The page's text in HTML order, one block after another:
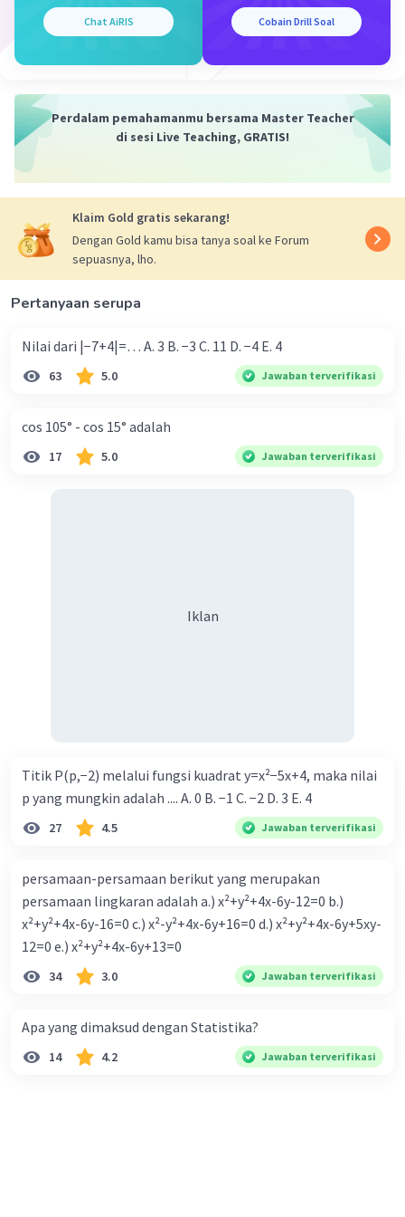
Chat AiRIS Cobain Drill Soal
Perdalam pemahamanmu bersama Master Teacher
di sesi Live Teaching, GRATIS!
Klaim Gold gratis sekarang!
Dengan Gold kamu bisa tanya soal ke Forum
sepuasnya, lho.
Pertanyaan serupa
Nilai dari |−7+4|=… A. 3 B. −3 C. 11 D. −4 E. 4
63 5.0 Jawaban terverifikasi
cos 105° - cos 15° adalah
17 5.0 Jawaban terverifikasi
Iklan
Titik P(p,−2) melalui fungsi kuadrat y=x²−5x+4, maka nilai
p yang mungkin adalah .... A. 0 B. −1 C. −2 D. 3 E. 4
27 4.5 Jawaban terverifikasi
persamaan-persamaan berikut yang merupakan
persamaan lingkaran adalah a.) x²+y²+4x-6y-12=0 b.)
x²+y²+4x-6y-16=0 c.) x²-y²+4x-6y+16=0 d.) x²+y²+4x-6y+5xy-
12=0 e.) x²+y²+4x-6y+13=0
34 3.0 Jawaban terverifikasi
Apa yang dimaksud dengan Statistika?
14 4.2 Jawaban terverifikasi